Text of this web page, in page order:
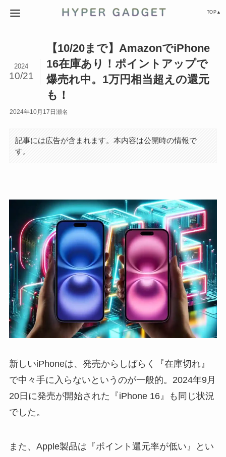
TOP▲
【10/20まで】AmazonでiPhone
16在庫あり！ポイントアップで
爆売れ中。1万円相当超えの還元
も！
2024
10/21
2024年10月17日 瀬名
記事には広告が含まれます。本内容は公開時の情報で
す。
新しいiPhoneは、発売からしばらく『在庫切れ』
で中々手に入らないというのが一般的。2024年9月
20日に発売が開始された『iPhone 16』も同じ状況
でした。
また、Apple製品は『ポイント還元率が低い』とい